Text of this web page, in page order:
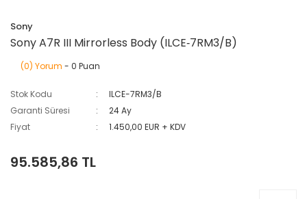
Sony
Sony A7R III Mirrorless Body (ILCE‑7RM3/B)
(0) Yorum - 0 Puan
Stok Kodu
ILCE-7RM3/B
Garanti Süresi
24 Ay
Fiyat
1.450,00 EUR + KDV
95.585,86 TL